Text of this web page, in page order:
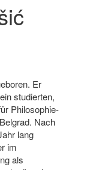
Er
studierten,
Philosophie-
Nach
lang
im
als